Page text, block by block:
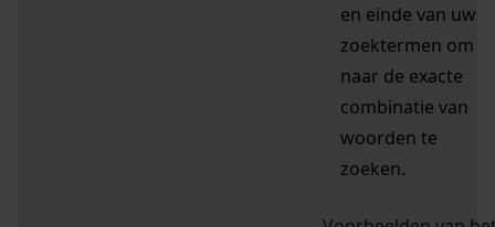
en einde van uw
zoektermen om
naar de exacte
combinatie van
woorden te
zoeken.